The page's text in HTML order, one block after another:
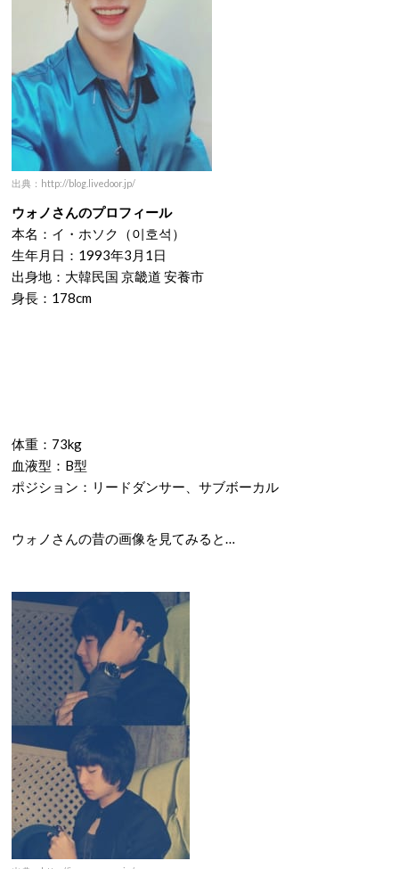
出典：http://blog.livedoor.jp/
ウォノさんのプロフィール
本名：イ・ホソク（이호석）
生年月日：1993年3月1日
出身地：大韓民国 京畿道 安養市
身長：178cm
体重：73kg
血液型：B型
ポジション：リードダンサー、サブボーカル
ウォノさんの昔の画像を見てみると…